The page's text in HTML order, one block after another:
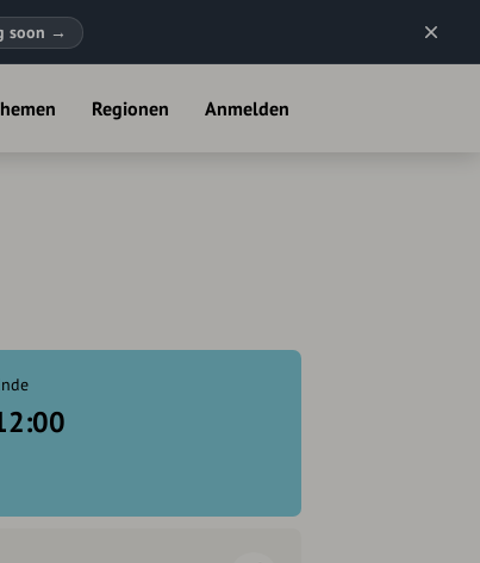
soon →
Regionen Anmelden